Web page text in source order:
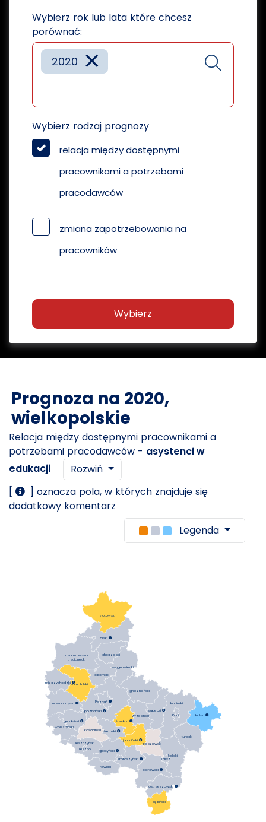
Wybierz rok lub lata które chcesz
porównać:
×
2020
Wybierz rodzaj prognozy
relacja między dostępnymi
pracownikami a potrzebami
pracodawców
zmiana zapotrzebowania na
pracowników
Wybierz
Prognoza na 2020,
wielkopolskie
Relacja między dostępnymi pracownikami a
potrzebami pracodawców - asystenci w
edukacji
Rozwiń
[
] oznacza pola, w których znajduje się
dodatkowy komentarz
Legenda
chodzieski
czarnkowsko
trzcianecki
gnieźnieński
gostyński 
grodziski
jarociński 
kaliski
kępiński
kolski 
koniński
kościański
krotoszyński
leszczyński
międzychodzki
nowotomyski 
obornicki
ostrowski 
ostrzeszowski
pilski 
pleszewski
poznański 
rawicki
słupecki 
szamotulski
średzki 
śremski
turecki
wągrowiecki
wolsztyński
wrzesiński
złotowski
Kalisz
Konin
Leszno
Poznań 